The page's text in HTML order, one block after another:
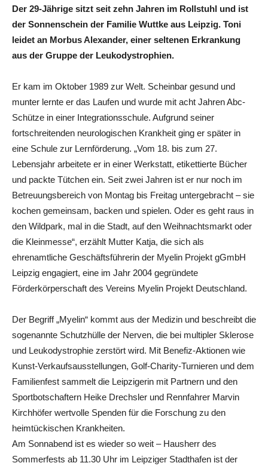
Der 29-Jährige sitzt seit zehn Jahren im Rollstuhl und ist
der Sonnenschein der Familie Wuttke aus Leipzig. Toni
leidet an Morbus Alexander, einer seltenen Erkrankung
aus der Gruppe der Leukodystrophien.
Er kam im Oktober 1989 zur Welt. Scheinbar gesund und
munter lernte er das Laufen und wurde mit acht Jahren Abc-
Schütze in einer Integrationsschule. Aufgrund seiner
fortschreitenden neurologischen Krankheit ging er später in
eine Schule zur Lernförderung. „Vom 18. bis zum 27.
Lebensjahr arbeitete er in einer Werkstatt, etikettierte Bücher
und packte Tütchen ein. Seit zwei Jahren ist er nur noch im
Betreuungsbereich von Montag bis Freitag untergebracht – sie
kochen gemeinsam, backen und spielen. Oder es geht raus in
den Wildpark, mal in die Stadt, auf den Weihnachtsmarkt oder
die Kleinmesse“, erzählt Mutter Katja, die sich als
ehrenamtliche Geschäftsführerin der Myelin Projekt gGmbH
Leipzig engagiert, eine im Jahr 2004 gegründete
Förderkörperschaft des Vereins Myelin Projekt Deutschland.
Der Begriff „Myelin“ kommt aus der Medizin und beschreibt die
sogenannte Schutzhülle der Nerven, die bei multipler Sklerose
und Leukodystrophie zerstört wird. Mit Benefiz-Aktionen wie
Kunst-Verkaufsausstellungen, Golf-Charity-Turnieren und dem
Familienfest sammelt die Leipzigerin mit Partnern und den
Sportbotschaftern Heike Drechsler und Rennfahrer Marvin
Kirchhöfer wertvolle Spenden für die Forschung zu den
heimtückischen Krankheiten.
Am Sonnabend ist es wieder so weit – Hausherr des
Sommerfests ab 11.30 Uhr im Leipziger Stadthafen ist der